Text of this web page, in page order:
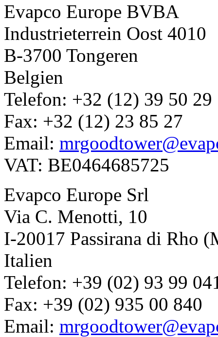
Evapco Europe BVBA
Industrieterrein Oost 4010
B-3700 Tongeren
Belgien
Telefon: +32 (12) 39 50 29
Fax: +32 (12) 23 85 27
Email:
VAT: BE0464685725
Evapco Europe Srl
Via C. Menotti, 10
I-20017 Passirana di Rho
Italien
Telefon: +39 (02) 93 99
Fax: +39 (02) 935 00 840
Email: